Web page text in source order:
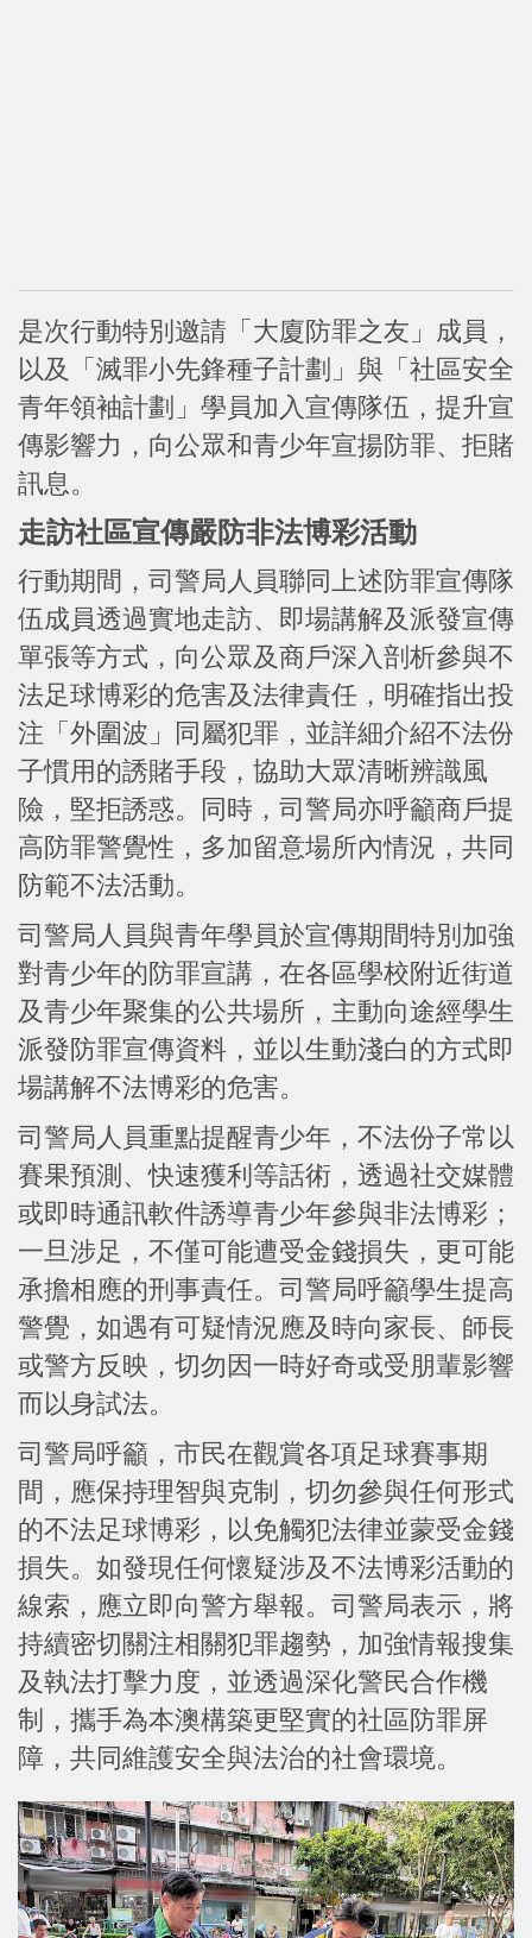
是次行動特別邀請「大廈防罪之友」成員，
以及「滅罪小先鋒種子計劃」與「社區安全
青年領袖計劃」學員加入宣傳隊伍，提升宣
傳影響力，向公眾和青少年宣揚防罪、拒賭
訊息。
走訪社區宣傳嚴防非法博彩活動
行動期間，司警局人員聯同上述防罪宣傳隊
伍成員透過實地走訪、即場講解及派發宣傳
單張等方式，向公眾及商戶深入剖析參與不
法足球博彩的危害及法律責任，明確指出投
注「外圍波」同屬犯罪，並詳細介紹不法份
子慣用的誘賭手段，協助大眾清晰辨識風
險，堅拒誘惑。同時，司警局亦呼籲商戶提
高防罪警覺性，多加留意場所內情況，共同
防範不法活動。
司警局人員與青年學員於宣傳期間特別加強
對青少年的防罪宣講，在各區學校附近街道
及青少年聚集的公共場所，主動向途經學生
派發防罪宣傳資料，並以生動淺白的方式即
場講解不法博彩的危害。
司警局人員重點提醒青少年，不法份子常以
賽果預測、快速獲利等話術，透過社交媒體
或即時通訊軟件誘導青少年參與非法博彩；
一旦涉足，不僅可能遭受金錢損失，更可能
承擔相應的刑事責任。司警局呼籲學生提高
警覺，如遇有可疑情況應及時向家長、師長
或警方反映，切勿因一時好奇或受朋輩影響
而以身試法。
司警局呼籲，市民在觀賞各項足球賽事期
間，應保持理智與克制，切勿參與任何形式
的不法足球博彩，以免觸犯法律並蒙受金錢
損失。如發現任何懷疑涉及不法博彩活動的
線索，應立即向警方舉報。司警局表示，將
持續密切關注相關犯罪趨勢，加強情報搜集
及執法打擊力度，並透過深化警民合作機
制，攜手為本澳構築更堅實的社區防罪屏
障，共同維護安全與法治的社會環境。